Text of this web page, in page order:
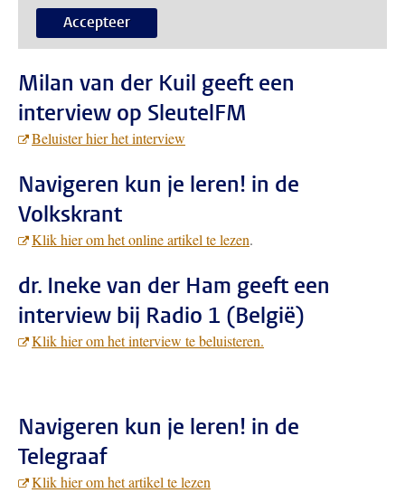
Accepteer
Milan van der Kuil geeft een
interview op SleutelFM
Beluister hier het interview
Navigeren kun je leren! in de
Volkskrant
Klik hier om het online artikel te lezen.
dr. Ineke van der Ham geeft een
interview bij Radio 1 (België)
Klik hier om het interview te beluisteren.
Navigeren kun je leren! in de
Telegraaf
Klik hier om het artikel te lezen